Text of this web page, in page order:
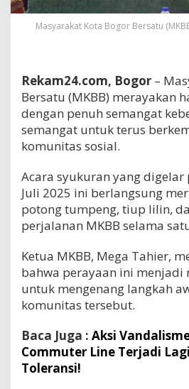
Masyarakat Kota Bogor Bersatu
Rekam24.com, Bogor –
Bersatu (MKBB) merayakan
dengan penuh semangat
semangat untuk terus
komunitas sosial.
Acara syukuran yang digelar
Juli 2025 ini berlangsung
potong tumpeng, tiup lilin,
perjalanan MKBB selama
Ketua MKBB, Mega Tahier,
bahwa perayaan ini menjadi
untuk mengenang langkah
komunitas tersebut.
Baca Juga : Aksi
Commuter Line Terjadi
Toleransi!